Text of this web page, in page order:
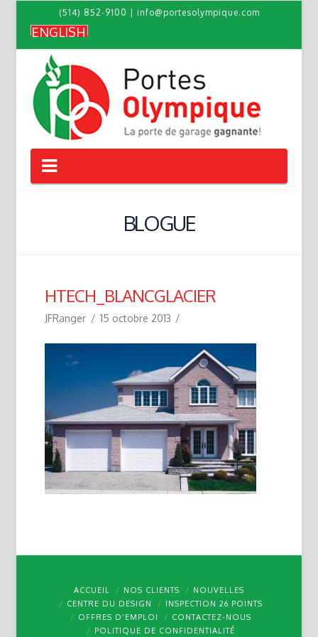
(514) 852-9100 info@portesolympique.com
ENGLISH
Navigation
BLOGUE
HTECH_BLANCGLACIER
JFRanger 15 octobre 2013
ACCUEIL NOS CLIENTS
NOUVELLES
CENTRE DU DESIGN
INSPECTION 26 POINTS
OFFRES D’EMPLOI
CONTACTEZ-NOUS
POLITIQUE DE CONFIDENTIALITÉ